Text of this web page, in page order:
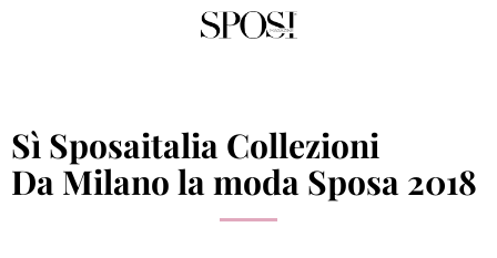
Sì Sposaitalia Collezioni
Da Milano la moda Sposa 2018